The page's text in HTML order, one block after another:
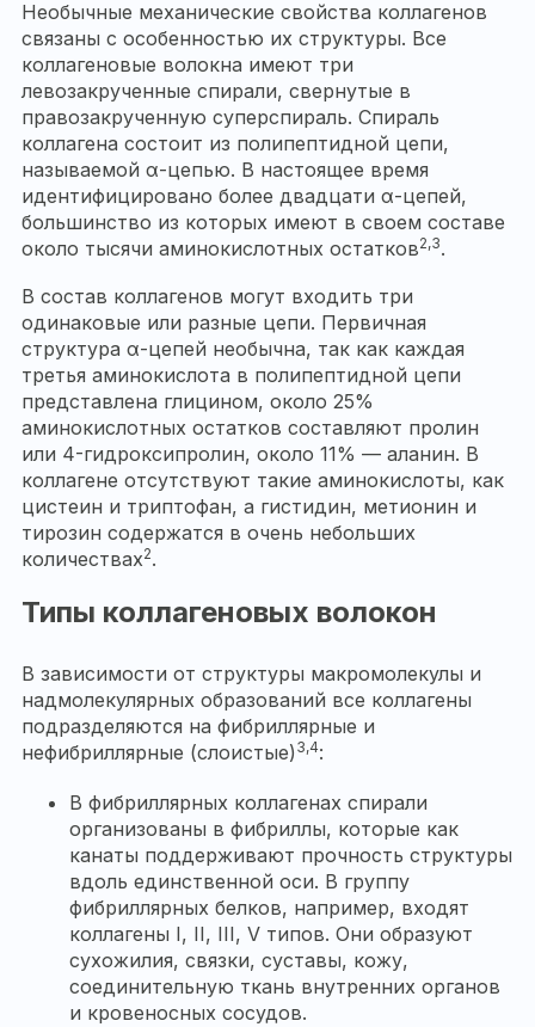
Необычные механические свойства коллагенов
связаны с особенностью их структуры. Все
коллагеновые волокна имеют три
левозакрученные спирали, свернутые в
правозакрученную суперспираль. Спираль
коллагена состоит из полипептидной цепи,
называемой α-цепью. В настоящее время
идентифицировано более двадцати α-цепей,
большинство из которых имеют в своем составе
около тысячи аминокислотных остатков2,3.
В состав коллагенов могут входить три
одинаковые или разные цепи. Первичная
структура α-цепей необычна, так как каждая
третья аминокислота в полипептидной цепи
представлена глицином, около 25%
аминокислотных остатков составляют пролин
или 4-гидроксипролин, около 11% — аланин. В
коллагене отсутствуют такие аминокислоты, как
цистеин и триптофан, а гистидин, метионин и
тирозин содержатся в очень небольших
количествах2.
Типы коллагеновых волокон
В зависимости от структуры макромолекулы и
надмолекулярных образований все коллагены
подразделяются на фибриллярные и
нефибриллярные (слоистые) 3,4:
В фибриллярных коллагенах спирали
организованы в фибриллы, которые как
канаты поддерживают прочность структуры
вдоль единственной оси. В группу
фибриллярных белков, например, входят
коллагены I, II, III, V типов. Они образуют
сухожилия, связки, суставы, кожу,
соединительную ткань внутренних органов
и кровеносных сосудов.